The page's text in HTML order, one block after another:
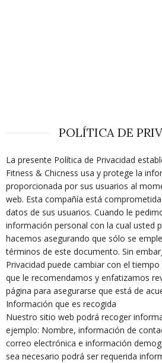
POLÍTICA DE
La presente Política de Privacidad
Fitness & Chicness usa y protege la
proporcionada por sus usuarios al
web. Esta compañía está
datos de sus usuarios. Cuando le
información personal con la cual usted
hacemos asegurando que sólo se
términos de este documento. Sin
Privacidad puede cambiar con el
que le recomendamos y enfatizamos
página para asegurarse que está de
Información que es recogida
Nuestro sitio web podrá recoger
ejemplo: Nombre, información de
correo electrónica e información
sea necesario podrá ser requerida